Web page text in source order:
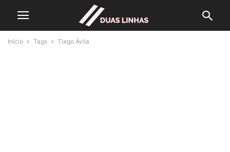
Início Tags Tiago Ávila